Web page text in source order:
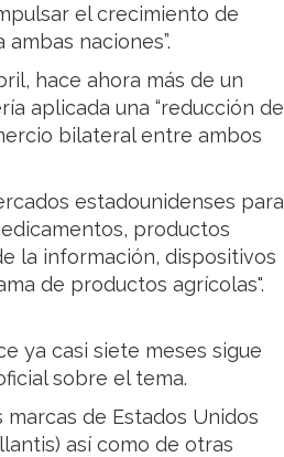
el crecimiento de
naciones”.
hace ahora más de un
aplicada una “reducción de
bilateral entre ambos
estadounidenses para
productos
la información, dispositivos
de productos agrícolas".
ya casi siete meses sigue
sobre el tema.
de Estados Unidos
así como de otras